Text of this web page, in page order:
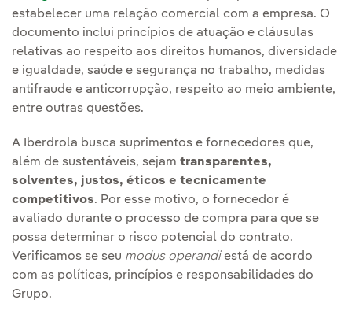
estabelecer uma relação comercial com a empresa. O
documento inclui princípios de atuação e cláusulas
relativas ao respeito aos direitos humanos, diversidade
e igualdade, saúde e segurança no trabalho, medidas
antifraude e anticorrupção, respeito ao meio ambiente,
entre outras questões.
A Iberdrola busca suprimentos e fornecedores que,
além de sustentáveis, sejam transparentes,
solventes, justos, éticos e tecnicamente
competitivos. Por esse motivo, o fornecedor é
avaliado durante o processo de compra para que se
possa determinar o risco potencial do contrato.
Verificamos se seu modus operandi está de acordo
com as políticas, princípios e responsabilidades do
Grupo.